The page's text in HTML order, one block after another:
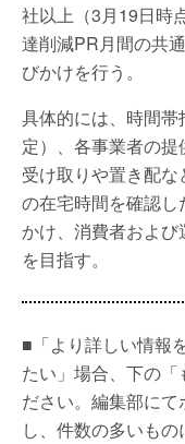
社以上（3月19日時
達削減PR月間の共
びかけを行う。
具体的には、時間
定）、各事業者の
受け取りや置き配
の在宅時間を確認
かけ、消費者およ
を目指す。
■「より詳しい情報
たい」場合、下の「
ださい。編集部に
し、件数の多いも